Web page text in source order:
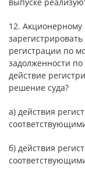
12.
регистрации по
задолженности
действие
решение суда?
а) действия
б) действия